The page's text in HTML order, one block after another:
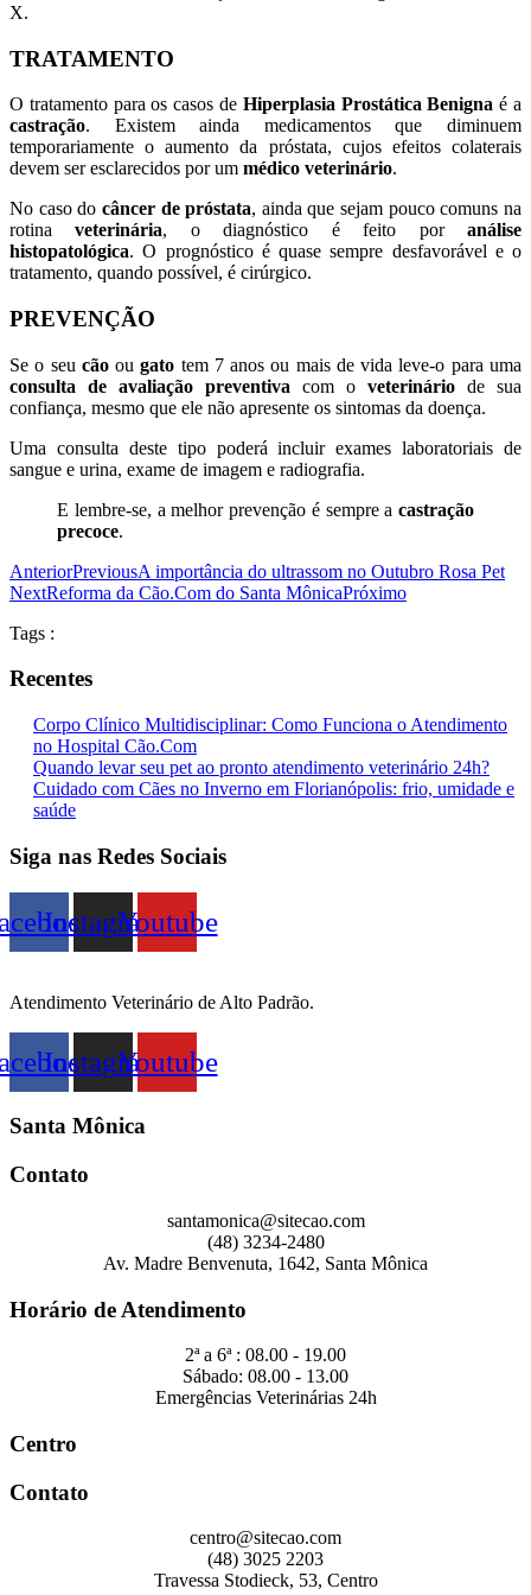
X.
TRATAMENTO
O tratamento para os casos de Hiperplasia Prostática Benigna é a
castração. Existem ainda medicamentos que diminuem
temporariamente o aumento da próstata, cujos efeitos colaterais
devem ser esclarecidos por um médico veterinário.
No caso do câncer de próstata, ainda que sejam pouco comuns na
rotinaveterinária, o diagnóstico é feito poranálise
histopatológica. O prognóstico é quase sempre desfavorável e o
tratamento, quando possível, é cirúrgico.
PREVENÇÃO
Se o seu cãoougato tem 7 anos ou mais de vida leve-o para uma
consulta de avaliação preventiva com o veterinário de sua
confiança, mesmo que ele não apresente os sintomas da doença.
Uma consulta deste tipo poderá incluir exames laboratoriais de
sangue e urina, exame de imagem e radiografia.
E lembre-se, a melhor prevenção é sempre a castração
precoce.
AnteriorPreviousA importância do ultrassom no Outubro Rosa Pet
NextReforma da Cão.Com do Santa MônicaPróximo
Tags :
Recentes
Corpo Clínico Multidisciplinar: Como Funciona o Atendimento
no Hospital Cão.Com
Quando levar seu pet ao pronto atendimento veterinário 24h?
Cuidado com Cães no Inverno em Florianópolis: frio, umidade e
saúde
Siga nas Redes Sociais
InstagramYoutube
Atendimento Veterinário de Alto Padrão.
InstagramYoutube
Santa Mônica
Contato
santamonica@sitecao.com
(48) 3234-2480
Av. Madre Benvenuta, 1642, Santa Mônica
Horário de Atendimento
2ª a 6ª : 08.00 - 19.00
Sábado: 08.00 - 13.00
Emergências Veterinárias 24h
Centro
Contato
centro@sitecao.com
(48) 3025 2203
Travessa Stodieck, 53, Centro